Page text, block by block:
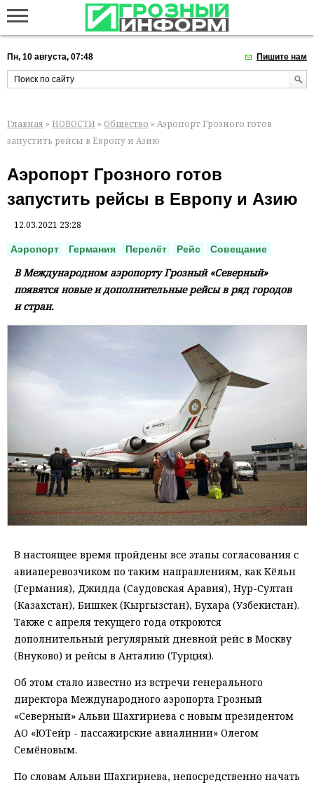
Пн, 10 августа, 07:48 Пишите нам
Главная » НОВОСТИ » Общество » Аэропорт Грозного готов
запустить рейсы в Европу и Азию
Аэропорт Грозного готов
запустить рейсы в Европу и Азию
12.03.2021 23:28
Аэропорт Германия Перелёт Рейс Совещание
В Международном аэропорту Грозный «Северный»
появятся новые и дополнительные рейсы в ряд городов
и стран.
В настоящее время пройдены все этапы согласования с
авиаперевозчиком по таким направлениям, как Кёльн
(Германия), Джидда (Саудовская Аравия), Нур-Султан
(Казахстан), Бишкек (Кыргызстан), Бухара (Узбекистан).
Также с апреля текущего года откроются
дополнительный регулярный дневной рейс в Москву
(Внуково) и рейсы в Анталию (Турция).
Об этом стало известно из встречи генерального
директора Международного аэропорта Грозный
«Северный» Альви Шахгириева с новым президентом
АО «ЮТейр - пассажирские авиалинии» Олегом
Семёновым.
По словам Альви Шахгириева, непосредственно начать